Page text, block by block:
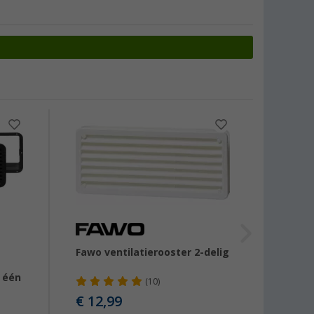
Fawo ventilatierooster 2-delig
(10)
€ 12,99